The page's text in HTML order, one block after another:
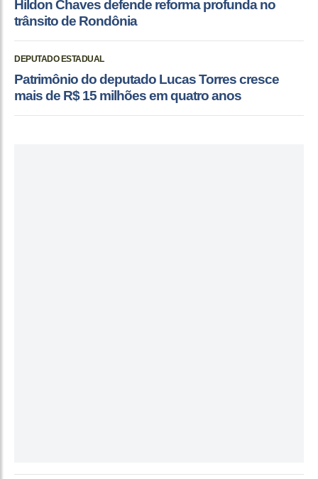
Hildon Chaves defende reforma profunda no
trânsito de Rondônia
DEPUTADO ESTADUAL
Patrimônio do deputado Lucas Torres cresce
mais de R$ 15 milhões em quatro anos